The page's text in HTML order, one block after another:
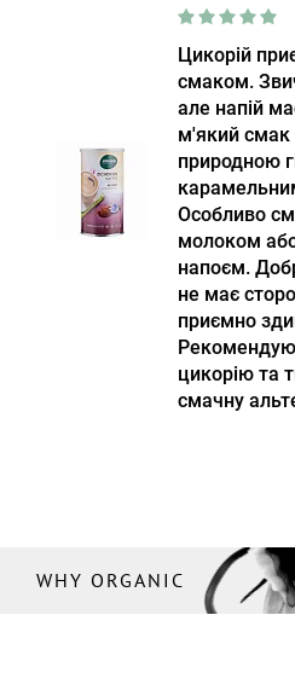
Цикорій
смаком.
але напій
м'який смак
природною
Особливо
молоком
напоєм.
не має
приємно
цикорію та
смачну
WHY ORGANIC